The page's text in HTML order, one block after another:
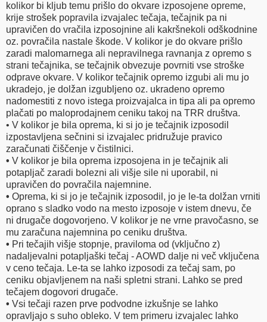
kolikor bi kljub temu prišlo do okvare izposojene opreme,
krije strošek popravila izvajalec tečaja, tečajnik pa ni
upravičen do vračila izposojnine ali kakršnekoli odškodnine
oz. povračila nastale škode. V kolikor je do okvare prišlo
zaradi malomarnega ali nepravilnega ravnanja z opremo s
strani tečajnika, se tečajnik obvezuje povrniti vse stroške
odprave okvare. V kolikor tečajnik opremo izgubi ali mu jo
ukradejo, je dolžan izgubljeno oz. ukradeno opremo
nadomestiti z novo istega proizvajalca in tipa ali pa opremo
plačati po maloprodajnem ceniku takoj na TRR društva.
• V kolikor je bila oprema, ki si jo je tečajnik izposodil
izpostavljena sečnini si izvajalec pridružuje pravico
zaračunati čiščenje v čistilnici.
• V kolikor je bila oprema izposojena in je tečajnik ali
potapljač zaradi bolezni ali višje sile ni uporabil, ni
upravičen do povračila najemnine.
• Oprema, ki si jo je tečajnik izposodil, jo je le-ta dolžan vrniti
oprano s sladko vodo na mesto izposoje v istem dnevu, če
ni drugače dogovorjeno. V kolikor je ne vrne pravočasno, se
mu zaračuna najemnina po ceniku društva.
• Pri tečajih višje stopnje, praviloma od (vključno z)
nadaljevalni potapljaški tečaj - AOWD dalje ni več vključena
v ceno tečaja. Le-ta se lahko izposodi za tečaj sam, po
ceniku objavljenem na naši spletni strani. Lahko se pred
tečajem dogovori drugače.
• Vsi tečaji razen prve podvodne izkušnje se lahko
opravljajo s suho obleko. V tem primeru izvajalec lahko